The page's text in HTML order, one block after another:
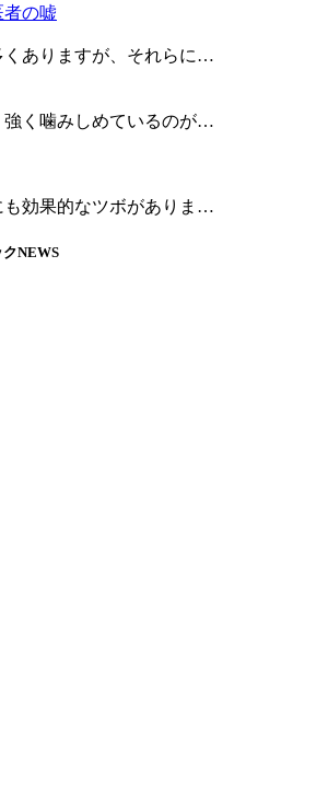
の嘘
ありますが、それらに…
強く噛みしめているのが…
も効果的なツボがありま…
NEWS